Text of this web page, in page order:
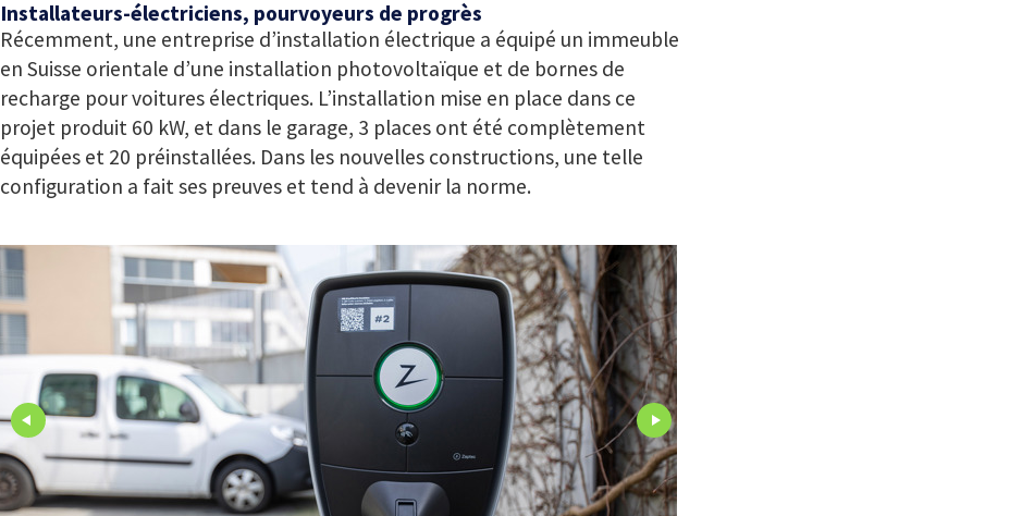
Installateurs-électriciens, pourvoyeurs de progrès
Récemment, une entreprise d’installation électrique a équipé un immeuble
en Suisse orientale d’une installation photovoltaïque et de bornes de
recharge pour voitures électriques. L’installation mise en place dans ce
projet produit 60 kW, et dans le garage, 3 placesont été complètement
équipées et 20 préinstallées. Dans les nouvelles constructions, une telle
configuration a fait ses preuves et tend à devenir la norme.